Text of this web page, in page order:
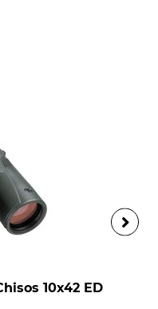
10x42 ED